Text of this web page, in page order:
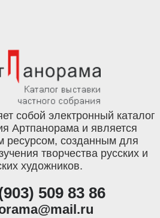
собой электронный каталог
Артпанорама и является
созданным для
творчества русских и
художников.
509 83 86